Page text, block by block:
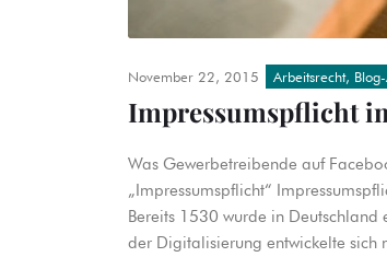
November 22, 2015 Arbeitsrecht,
Impressumspflicht
Was Gewerbetreibende auf
„Impressumspflicht“
Bereits 1530 wurde in Deutschland
der Digitalisierung entwickelte sich